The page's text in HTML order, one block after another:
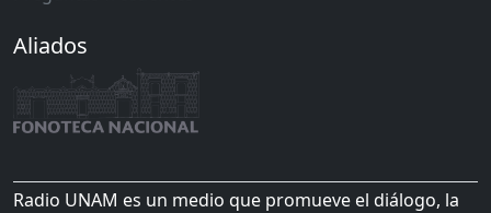
Aliados
Radio UNAM es un medio que promueve el diálogo, la